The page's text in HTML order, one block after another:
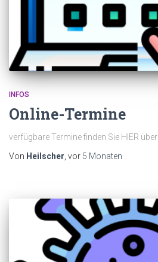
INFOS
Online-Termine
verfügbare Termine finden Sie HIER über
Von Heilscher , vor 5 Monaten